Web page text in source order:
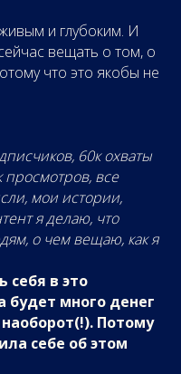
и глубоким. И
вещать о том, о
что это якобы не
60к охваты
просмотров, все
мои истории,
я делаю, что
о чем вещаю, как я
себя в это
много денег
Потому
себе об этом